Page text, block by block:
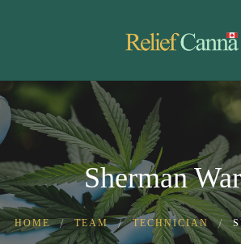
Sherman
HOME TEAM TECHNICIAN